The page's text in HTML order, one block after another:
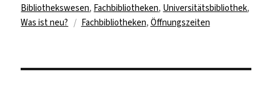
am
Bibliothekswesen, Fachbibliotheken, Universitätsbibliothek,
Was ist neu?
Schlagwörter
Fachbibliotheken, Öffnungszeiten